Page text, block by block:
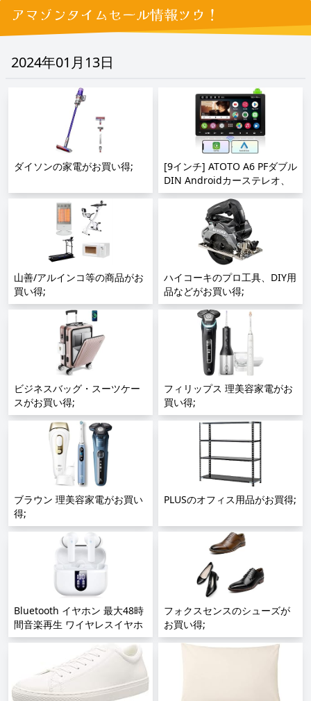
アマゾンタイムセール情報ツウ！
2024年01月13日
ダイソンの家電がお買い得;
[9インチ] ATOTO A6 PFダブル
DIN Androidカーステレオ、
ワイヤレスCarPlay、Android
Auto ワイヤレス、IPSディス
プレイ、Androidオーディオ
一体型カーナビ、GPS トラッ
キング 、デュアル
Bluetooth、WiFi/BT/USBテザ
リングインターネット、HD
LRV、2G + 32G、A6G209PF;
山善/アルインコ等の商品がお
買い得;
ハイコーキのプロ工具、DIY用
品などがお買い得;
ビジネスバッグ・スーツケー
スがお買い得;
フィリップス 理美容家電がお
買い得;
ブラウン 理美容家電がお買い
得;
PLUSのオフィス用品がお買得;
Bluetooth イヤホン 最大48時
間音楽再生 ワイヤレスイヤホ
ン LEDディスプレイ表示
Bluetooth5.3 タッチコントロ
ール マイク付き最大48時間再
生 重低音 Hi-Fi 完全ワイヤレ
ス 片耳/両耳モード;
フォクスセンスのシューズが
お買い得;